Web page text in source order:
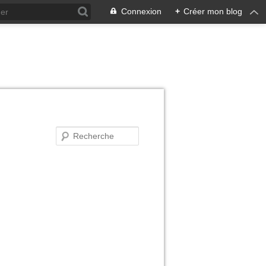
Connexion + Créer mon blog